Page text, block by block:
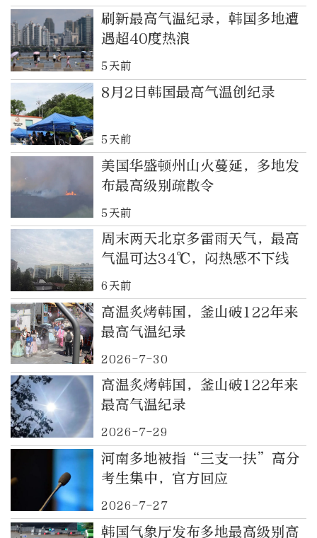
刷新最高气温纪录，韩国多地遭
遇超40度热浪
5天前
8月2日韩国最高气温创纪录
5天前
美国华盛顿州山火蔓延，多地发
布最高级别疏散令
5天前
周末两天北京多雷雨天气，最高
气温可达34℃，闷热感不下线
6天前
高温炙烤韩国，釜山破122年来
最高气温纪录
2026-7-30
高温炙烤韩国，釜山破122年来
最高气温纪录
2026-7-29
河南多地被指“三支一扶”高分
考生集中，官方回应
2026-7-27
韩国气象厅发布多地最高级别高